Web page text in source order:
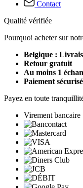
Contact
Qualité vérifiée
Pourquoi acheter sur
Belgique :
Retour gratuit
Au moins 1
Paiement sécurisé
Payez en toute
Virement bancaire